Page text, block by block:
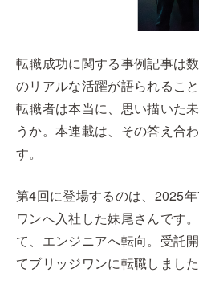
転職成功に関する事例記事は
のリアルな活躍が語られるこ
転職者は本当に、思い描いた
うか。本連載は、その答え合
す。
第4回に登場するのは、2025
ワンへ入社した妹尾さんです
て、エンジニアへ転向。受託
てブリッジワンに転職しました